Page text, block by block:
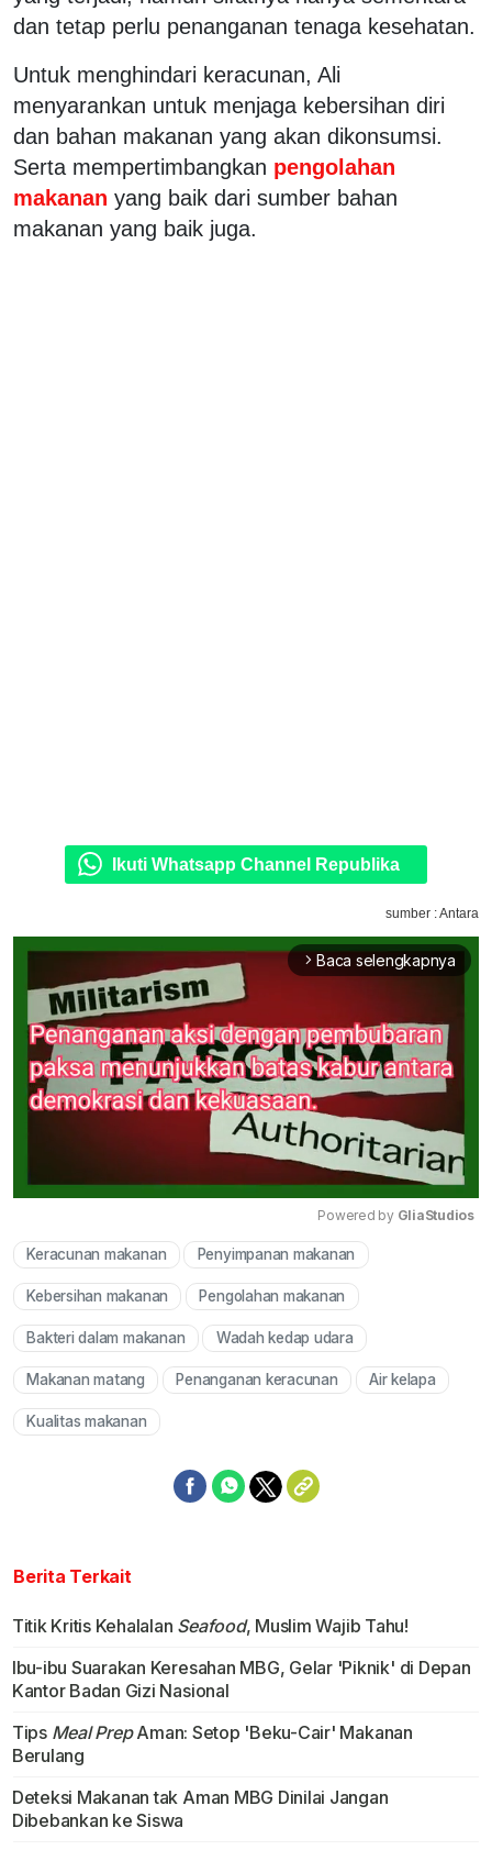
dan tetap perlu penanganan tenaga kesehatan.
Untuk menghindari keracunan, Ali
menyarankan untuk menjaga kebersihan diri
dan bahan makanan yang akan dikonsumsi.
Serta mempertimbangkan pengolahan
makanan yang baik dari sumber bahan
makanan yang baik juga.
Ikuti Whatsapp Channel Republika
sumber : Antara
arrow_forward_ios Baca selengkapnya
Powered by GliaStudios
Keracunan makanan Penyimpanan makanan
Kebersihan makanan Pengolahan makanan
Bakteri dalam makanan Wadah kedap udara
Makanan matang Penanganan keracunan Air kelapa
Kualitas makanan
Berita Terkait
Titik Kritis Kehalalan Seafood, Muslim Wajib Tahu!
Ibu-ibu Suarakan Keresahan MBG, Gelar 'Piknik' di Depan
Kantor Badan Gizi Nasional
Tips Meal PrepAman: Setop 'Beku-Cair' Makanan
Berulang
Deteksi Makanan tak Aman MBG Dinilai Jangan
Dibebankan ke Siswa